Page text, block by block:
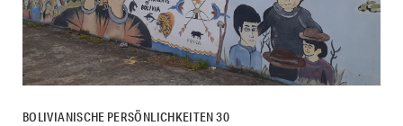
BOLIVIANISCHE PERSÖNLICHKEITEN 30